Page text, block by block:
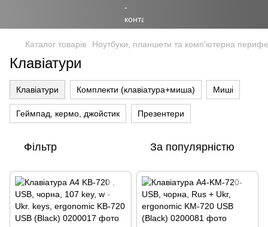
Каталог товарів Ноутбуки, планшети та комп'ютерна
Клавіатури
Клавіатури Комплекти (клавіатура+миша) Миші
Геймпад, кермо, джойстик Презентери
Фільтр За популярністю